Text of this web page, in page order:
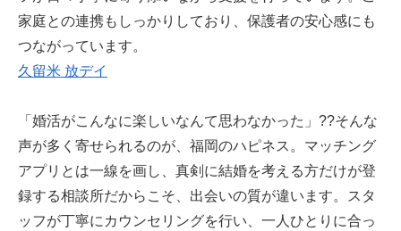
家庭との連携もしっかりしており、保護者の安心感にも
つながっています。
久留米 放デイ
「婚活がこんなに楽しいなんて思わなかった」??そんな
声が多く寄せられるのが、福岡のハピネス。マッチング
アプリとは一線を画し、真剣に結婚を考える方だけが登
録する相談所だからこそ、出会いの質が違います。スタ
ッフが丁寧にカウンセリングを行い、一人ひとりに合っ